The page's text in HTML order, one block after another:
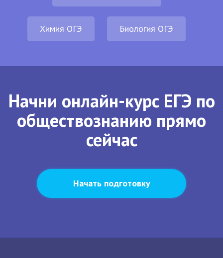
Химия ОГЭ Биология ОГЭ
Начни онлайн-курс ЕГЭ по
обществознанию прямо
сейчас
Начать подготовку